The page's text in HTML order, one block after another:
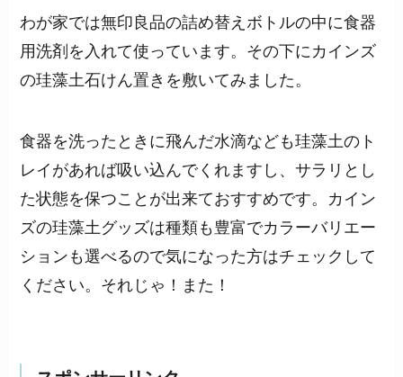
わが家では無印良品の詰め替えボトルの中に食器
用洗剤を入れて使っています。その下にカインズ
の珪藻土石けん置きを敷いてみました。
食器を洗ったときに飛んだ水滴なども珪藻土のト
レイがあれば吸い込んでくれますし、サラリとし
た状態を保つことが出来ておすすめです。カイン
ズの珪藻土グッズは種類も豊富でカラーバリエー
ションも選べるので気になった方はチェックして
ください。それじゃ！また！